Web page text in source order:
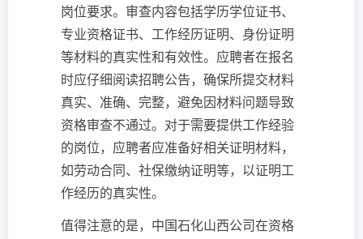
岗位要求。审查内容包括学历学位证书、
专业资格证书、工作经历证明、身份证明
等材料的真实性和有效性。应聘者在报名
时应仔细阅读招聘公告，确保所提交材料
真实、准确、完整，避免因材料问题导致
资格审查不通过。对于需要提供工作经验
的岗位，应聘者应准备好相关证明材料，
如劳动合同、社保缴纳证明等，以证明工
作经历的真实性。
值得注意的是，中国石化山西公司在资格